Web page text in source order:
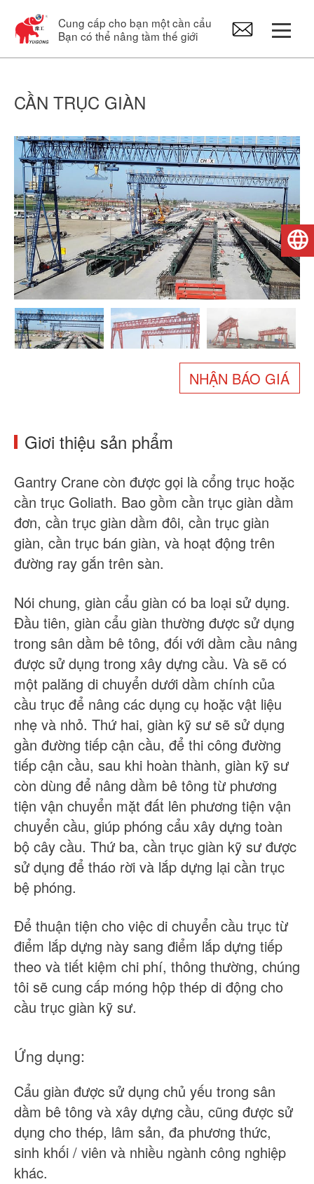
Cung cấp cho bạn một cần cẩu
Bạn có thể nâng tầm thế giới
Cổng trục
Cầu trục xoay
Palăng điện
Phụ tùng cần cẩu
Về chúng tôi
Tin tức
CẦN TRỤC GIÀN
NHẬN BÁO GIÁ
Giơi thiệu sản phẩm
Gantry Crane còn được gọi là cổng trục hoặc
cần trục Goliath. Bao gồm cần trục giàn dầm
đơn, cần trục giàn dầm đôi, cần trục giàn
giàn, cần trục bán giàn, và hoạt động trên
đường ray gắn trên sàn.
Nói chung, giàn cẩu giàn có ba loại sử dụng.
Đầu tiên, giàn cẩu giàn thường được sử dụng
trong sân dầm bê tông, đối với dầm cầu nâng
được sử dụng trong xây dựng cầu. Và sẽ có
một palăng di chuyển dưới dầm chính của
cầu trục để nâng các dụng cụ hoặc vật liệu
nhẹ và nhỏ. Thứ hai, giàn kỹ sư sẽ sử dụng
gần đường tiếp cận cầu, để thi công đường
tiếp cận cầu, sau khi hoàn thành, giàn kỹ sư
còn dùng để nâng dầm bê tông từ phương
tiện vận chuyển mặt đất lên phương tiện vận
chuyển cầu, giúp phóng cẩu xây dựng toàn
bộ cây cầu. Thứ ba, cần trục giàn kỹ sư được
sử dụng để tháo rời và lắp dựng lại cần trục
bệ phóng.
Để thuận tiện cho việc di chuyển cầu trục từ
điểm lắp dựng này sang điểm lắp dựng tiếp
theo và tiết kiệm chi phí, thông thường, chúng
tôi sẽ cung cấp móng hộp thép di động cho
cầu trục giàn kỹ sư.
Ứng dụng:
Cẩu giàn được sử dụng chủ yếu trong sân
dầm bê tông và xây dựng cầu, cũng được sử
dụng cho thép, lâm sản, đa phương thức,
sinh khối / viên và nhiều ngành công nghiệp
khác.
Tiếng Việt